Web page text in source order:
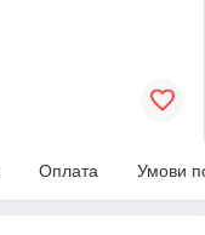
Оплата Умови